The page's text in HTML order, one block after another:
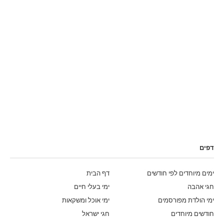
דפים
דף הבית
ימים מיוחדים לפי חודשים
ימי בעלי חיים
חגי אהבה
ימי אוכל ומשקאות
ימי הולדת מפורסמים
חגי ישראל
חודשים מיוחדים